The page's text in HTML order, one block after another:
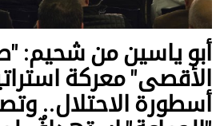
أبو ياسين من شحيم:
الأقصى" معركة
أسطورة الاحتلال..